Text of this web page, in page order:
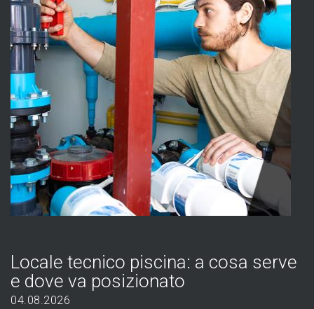
Locale tecnico piscina: a cosa serve
e dove va posizionato
04.08.2026